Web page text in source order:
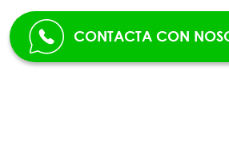
CONTACTA CON